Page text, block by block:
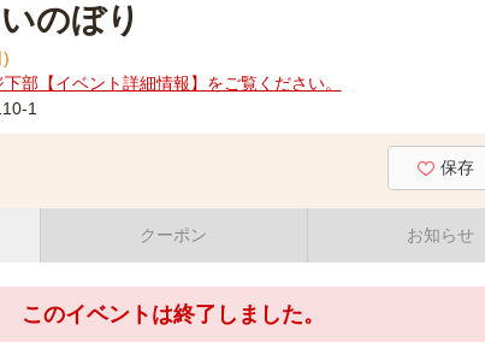
のぼり
部【イベント詳細情報】をご覧ください。
1
保存
クーポン お知らせ
このイベントは終了しました。